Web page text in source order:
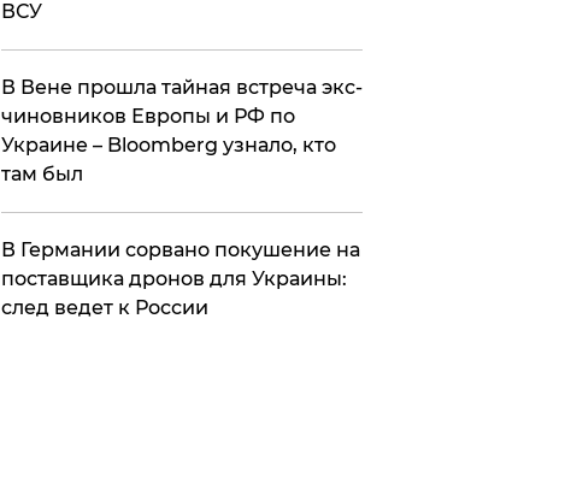
ВСУ
В Вене прошла тайная встреча экс-
чиновников Европы и РФ по
Украине – Bloomberg узнало, кто
там был
​В Германии сорвано покушение на
поставщика дронов для Украины:
след ведет к России